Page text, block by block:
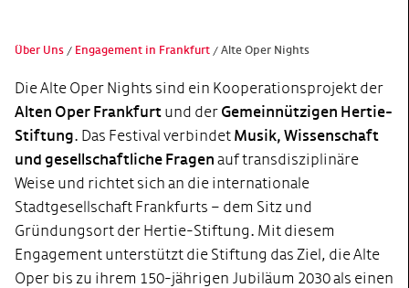
Über Uns Engagement in Frankfurt Alte Oper Nights
Die Alte Oper Nights sind ein Kooperationsprojekt der
Alten Oper Frankfurt und der Gemeinnützigen Hertie-
Stiftung. Das Festival verbindet Musik, Wissenschaft
und gesellschaftliche Fragen auf transdisziplinäre
Weise und richtet sich an die internationale
Stadtgesellschaft Frankfurts – dem Sitz und
Gründungsort der Hertie-Stiftung. Mit diesem
Engagement unterstützt die Stiftung das Ziel, die Alte
Oper bis zu ihrem 150-jährigen Jubiläum 2030 als einen